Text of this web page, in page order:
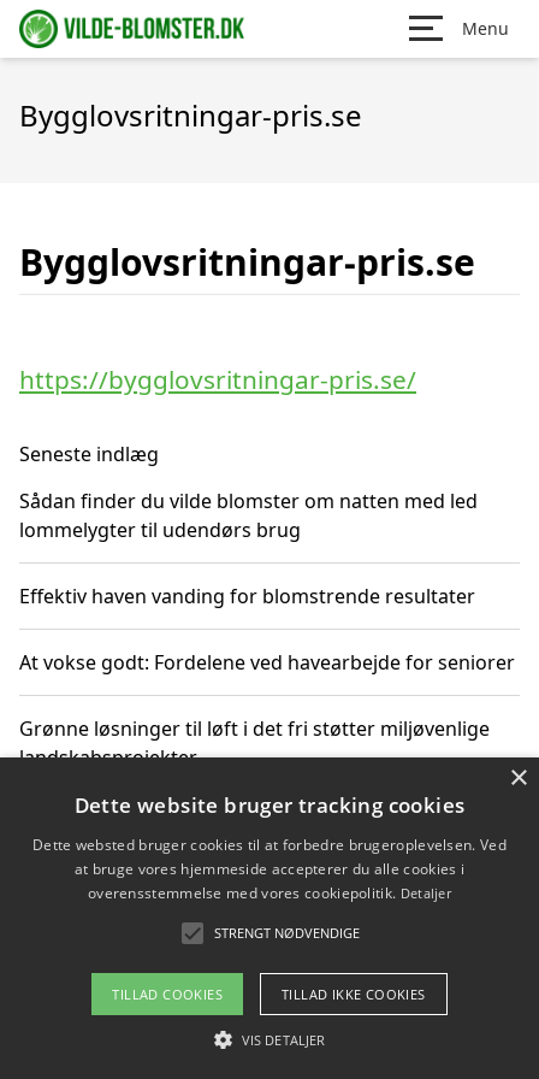
Menu
Bygglovsritningar-pris.se
Bygglovsritningar-pris.se
https://bygglovsritningar-pris.se/
Seneste indlæg
Sådan finder du vilde blomster om natten med led
lommelygter til udendørs brug
Effektiv haven vanding for blomstrende resultater
At vokse godt: Fordelene ved havearbejde for seniorer
Grønne løsninger til løft i det fri støtter miljøvenlige
landskabsprojekter
Gør haven til et frirum for familien og naturen
Copyright 2026 - Pilanto Aps
Om / kontakt
Blog Betingelser
×
Dette website bruger tracking cookies
Dette websted bruger cookies til at forbedre brugeroplevelsen. Ved
at bruge vores hjemmeside accepterer du alle cookies i
overensstemmelse med vores cookiepolitik. Detaljer
STRENGT NØDVENDIGE
TILLAD COOKIES TILLAD IKKE COOKIES
VIS DETALJER